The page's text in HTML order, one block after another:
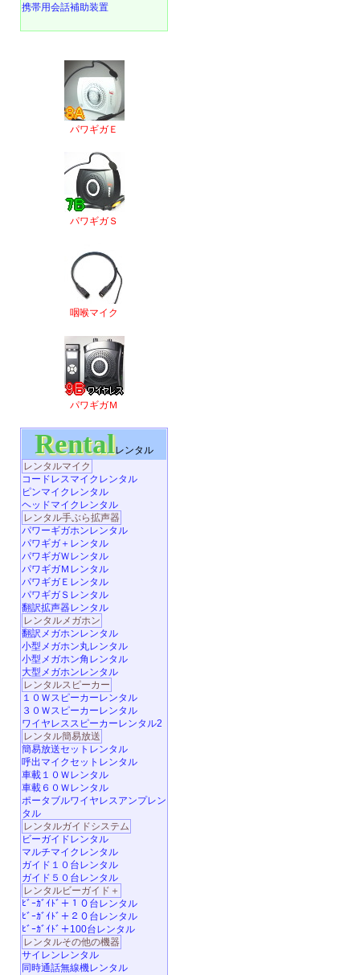
携帯用会話補助装置
パワギガＥ
パワギガＳ
咽喉マイク
パワギガＭ
Rentalレンタル
レンタルマイク
コードレスマイクレンタル
ピンマイクレンタル
ヘッドマイクレンタル
レンタル手ぶら拡声器
パワーギガホンレンタル
パワギガ＋レンタル
パワギガＷレンタル
パワギガＭレンタル
パワギガＥレンタル
パワギガＳレンタル
翻訳拡声器レンタル
レンタルメガホン
翻訳メガホンレンタル
小型メガホン丸レンタル
小型メガホン角レンタル
大型メガホンレンタル
レンタルスピーカー
１０Ｗスピーカーレンタル
３０Ｗスピーカーレンタル
ワイヤレススピーカーレンタル2
レンタル簡易放送
簡易放送セットレンタル
呼出マイクセットレンタル
車載１０Ｗレンタル
車載６０Ｗレンタル
ポータブルワイヤレスアンプレン
タル
レンタルガイドシステム
ビーガイドレンタル
マルチマイクレンタル
ガイド１０台レンタル
ガイド５０台レンタル
レンタルビーガイド＋
ﾋﾞｰｶﾞｲﾄﾞ＋１０台レンタル
ﾋﾞｰｶﾞｲﾄﾞ＋２０台レンタル
ﾋﾞｰｶﾞｲﾄﾞ＋100台レンタル
レンタルその他の機器
サイレンレンタル
同時通話無線機レンタル